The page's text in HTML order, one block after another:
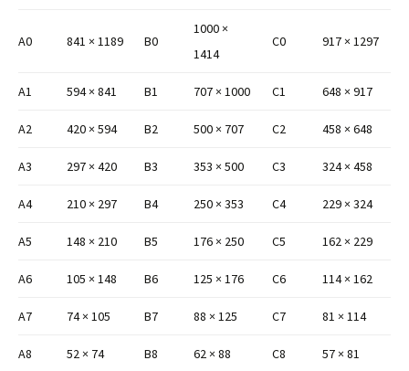
A0 841 × 1189 B0
1000 ×
1414
C0 917 × 1297
A1 594 × 841 B1 707 × 1000 C1 648 × 917
A2 420 × 594 B2 500 × 707 C2 458 × 648
A3 297 × 420 B3 353 × 500 C3 324 × 458
A4 210 × 297 B4 250 × 353 C4 229 × 324
A5 148 × 210 B5 176 × 250 C5 162 × 229
A6 105 × 148 B6 125 × 176 C6 114 × 162
A7 74 × 105 B7 88 × 125 C7 81 × 114
A8 52 × 74 B8 62 × 88 C8 57 × 81